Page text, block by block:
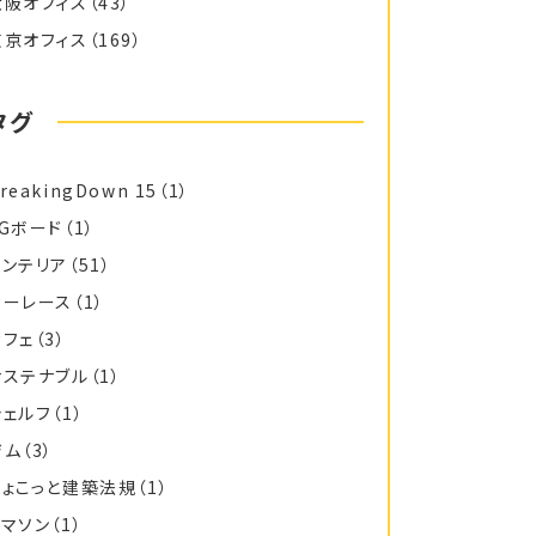
オフィス （169）
グ
15 （1）
ボード （1）
テリア （51）
レース （1）
ェ （3）
テナブル （1）
ルフ （1）
（3）
こっと建築法規 （1）
ソン （1）